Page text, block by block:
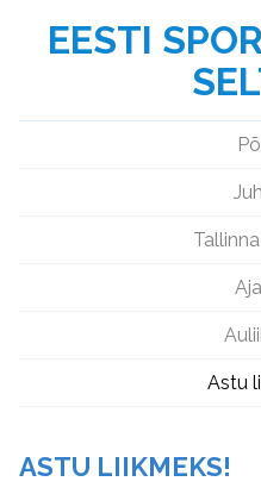
EESTI
Astu
ASTU LIIKMEKS!